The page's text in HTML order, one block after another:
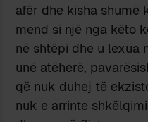
afër dhe kisha shumë
mend si një nga këto
në shtëpi dhe u lexua
unë atëherë,
që nuk duhej të
nuk e arrinte